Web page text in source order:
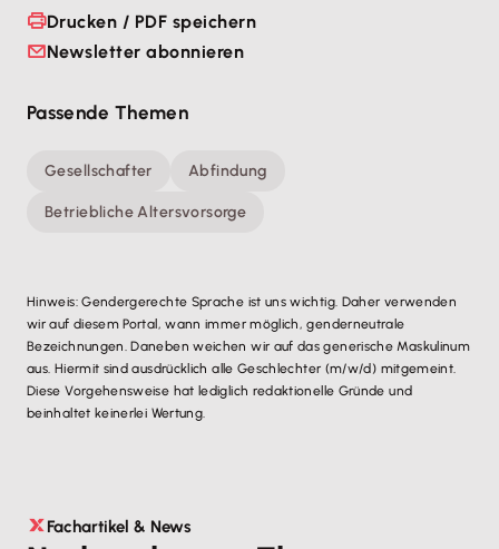
Drucken / PDF speichern
Newsletter abonnieren
Passende Themen
Gesellschafter Abfindung
Betriebliche Altersvorsorge
Hinweis: Gendergerechte Sprache ist uns wichtig. Daher verwenden
wir auf diesem Portal, wann immer möglich, genderneutrale
Bezeichnungen. Daneben weichen wir auf das generische Maskulinum
aus. Hiermit sind ausdrücklich alle Geschlechter (m/w/d) mitgemeint.
Diese Vorgehensweise hat lediglich redaktionelle Gründe und
beinhaltet keinerlei Wertung.
Fachartikel & News